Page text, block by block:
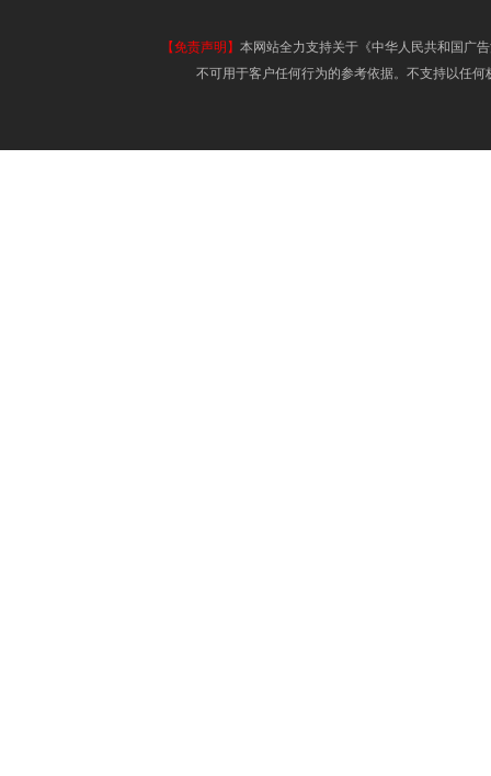
【免责声明】 本网站全力支持关于《中华人民共和国广
不可用于客户任何行为的参考依据。不支持以任